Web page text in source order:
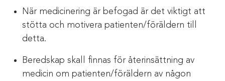
När medicinering är befogad är det viktigt att
stötta och motivera patienten/föräldern till
detta.
Beredskap skall finnas för återinsättning av
medicin om patienten/föräldern av någon